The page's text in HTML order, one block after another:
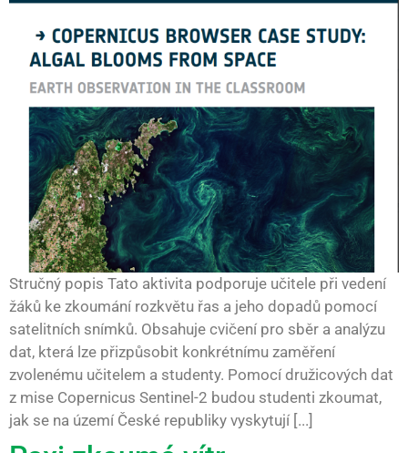
Stručný popis Tato aktivita podporuje učitele při vedení
žáků ke zkoumání rozkvětu řas a jeho dopadů pomocí
satelitních snímků. Obsahuje cvičení pro sběr a analýzu
dat, která lze přizpůsobit konkrétnímu zaměření
zvolenému učitelem a studenty. Pomocí družicových dat
z mise Copernicus Sentinel-2 budou studenti zkoumat,
jak se na území České republiky vyskytují [...]